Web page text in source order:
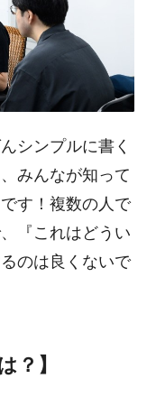
シンプルに書く
みんなが知って
す！複数の人で
『これはどうい
のは良くないで
？】